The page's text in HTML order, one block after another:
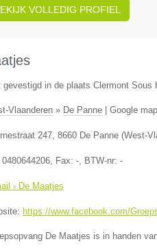
VOLLEDIG PROFIEL
gevestigd in de plaats Clermont Sous
Vlaanderen» De Panne| Google
247, 8660 De Panne(West-
0480644206, Fax: -, BTW-nr: -
› De Maatjes
https://www.facebook.com/
De Maatjes is in handen